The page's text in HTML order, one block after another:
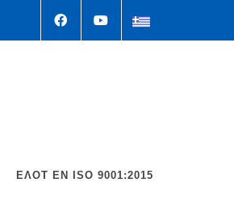
ΕΛΟΤ EΝ ISO 9001:2015